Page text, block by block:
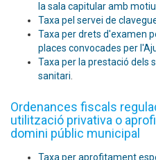
la sala capitular amb
Taxa pel servei de
Taxa per drets d'examen
places convocades per
Taxa per la prestació dels
sanitari
Ordenances fiscals
utilització privativa o
domini públic municipal
Taxa per aprofitament